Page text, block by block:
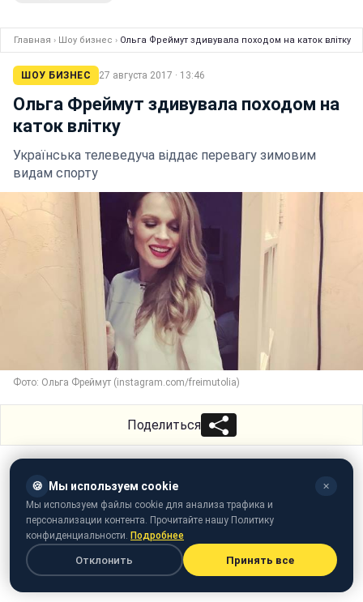
Главная › Шоу бизнес › Ольга Фреймут здивувала походом на каток влітку
ШОУ БИЗНЕС 27 августа 2017 · 13:46
Ольга Фреймут здивувала походом на
каток влітку
Українська телеведуча віддає перевагу зимовим
видам спорту
Фото: Ольга Фреймут (instagram.com/freimutolia)
Поделиться
🍪 Мы используем cookie ✕
Мы используем файлы cookie для анализа трафика и
персонализации контента. Прочитайте нашу Политику
конфиденциальности. Подробнее
Отклонить Принять все